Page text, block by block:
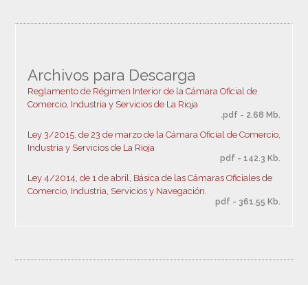
Archivos para Descarga
Reglamento de Régimen Interior de la Cámara Oficial de
Comercio, Industria y Servicios de La Rioja
.pdf - 2.68 Mb.
Ley 3/2015, de 23 de marzo de la Cámara Oficial de Comercio,
Industria y Servicios de La Rioja
pdf - 142.3 Kb.
Ley 4/2014, de 1 de abril, Básica de las Cámaras Oficiales de
Comercio, Industria, Servicios y Navegación.
pdf - 361.55 Kb.